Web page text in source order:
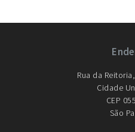
Rua da
Cidade
CEP
São